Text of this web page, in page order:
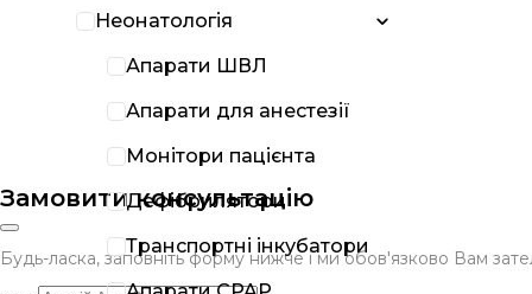
Замовити консультацію
Будь-ласка, заповніть форму нижче і ми обов'язково Вам
Неонатологія
Апарати ШВЛ
Апарати для анестезії
Монітори пацієнта
Дефібрилятори
Транспортні інкубатори